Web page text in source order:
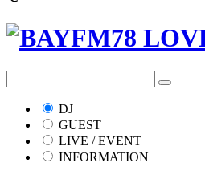
DJ
GUEST
LIVE / EVENT
INFORMATION